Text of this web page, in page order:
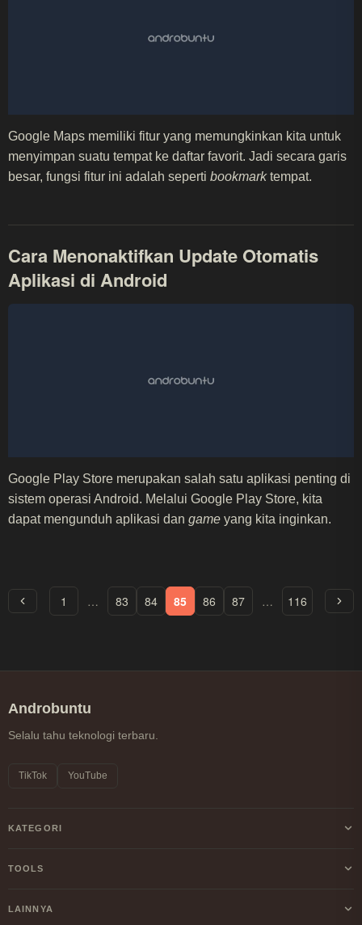
Google Maps memiliki fitur yang memungkinkan kita untuk
menyimpan suatu tempat ke daftar favorit. Jadi secara garis
besar, fungsi fitur ini adalah seperti bookmarktempat.
Cara Menonaktifkan Update Otomatis
Aplikasi di Android
Google Play Store merupakan salah satu aplikasi penting di
sistem operasi Android. Melalui Google Play Store, kita
dapat mengunduh aplikasi dan game yang kita inginkan.
1 … 83 84 85 86 87 … 116
Androbuntu
Selalu tahu teknologi terbaru.
TikTok YouTube
KATEGORI
Android
TOOLS
Kalkulator Profit/Loss Crypto
LAINNYA